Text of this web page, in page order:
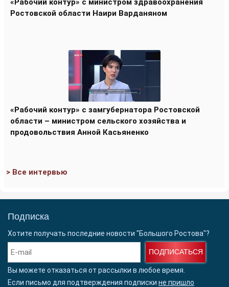
«Рабочий контур» с министром здравоохранения
Ростовской области Наири Варданяном
«Рабочий контур» с замгубернатора Ростовской
области – министром сельского хозяйства и
продовольствия Анной Касьяненко
> Все интервью
Подписка
Хотите получать последние новости "Большого Ростова"?
ПОДПИСАТЬСЯ
Вы можете отказаться от рассылки в любое время.
Если письмо для подтверждения подписки не пришло